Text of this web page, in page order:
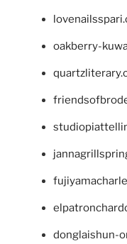
oakberry-
donglaishun-